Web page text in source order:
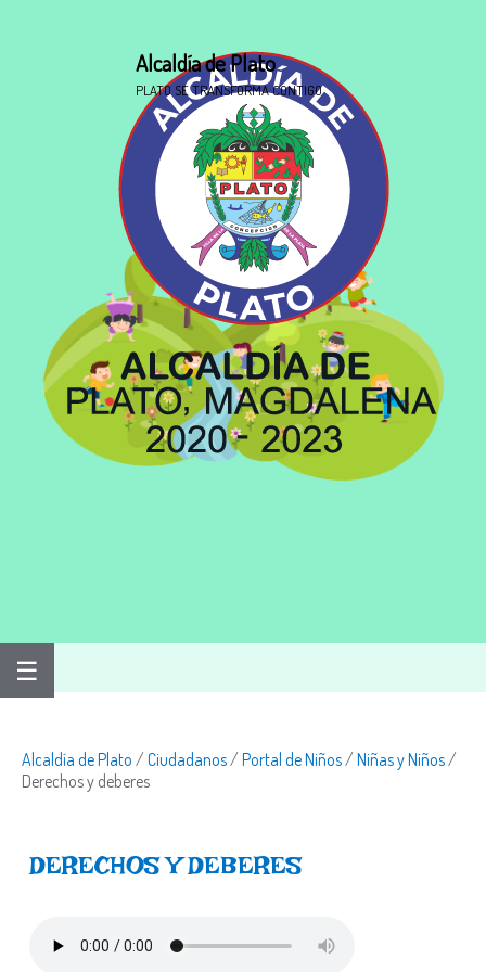
Alcaldía de Plato
PLATO SE TRANSFORMA CONTIGO
Niñas y Niños
☰
Alcaldía de Plato / Ciudadanos/ Portal de Niños/ Niñas y Niños/
Derechos y deberes
DERECHOS Y DEBERES